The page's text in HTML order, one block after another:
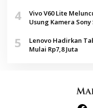
4
Vivo V60 Lite
Usung Kamera Sony
5
Lenovo Hadirkan
Mulai Rp7,8 Juta